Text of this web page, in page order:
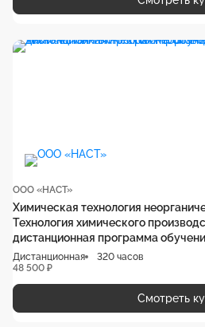
ООО «НАСТ»
Химическая технология
Технология химического
дистанционная программа
Дистанционная
320 часов
48 500 ₽
Смотреть